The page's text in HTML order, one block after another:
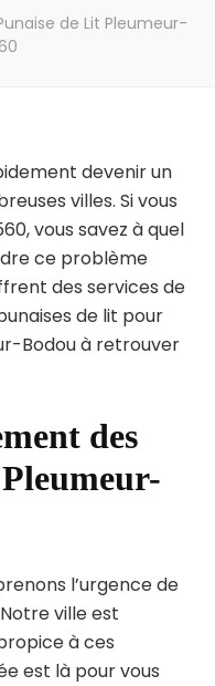
de Lit Pleumeur-
devenir un
villes. Si vous
vous savez à quel
ce problème
des services de
de lit pour
Bodou à retrouver
des
l’urgence de
ville est
à ces
est là pour vous